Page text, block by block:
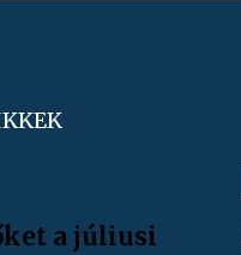
a júliusi